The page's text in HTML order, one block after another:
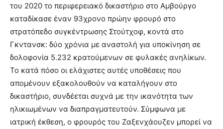
του 2020 το περιφερειακό δικαστήριο στο Αμβούργο
καταδίκασε έναν 93χρονο πρώην φρουρό στο
στρατόπεδο συγκέντρωσης Στούτχοφ, κοντά στο
Γκντανσκ: δύο χρόνια με αναστολή για υποκίνηση σε
δολοφονία 5.232 κρατούμενων σε φυλακές ανηλίκων.
Το κατά πόσο οι ελάχιστες αυτές υποθέσεις που
απομένουν εξακολουθούν να καταλήγουν στο
δικαστήριο, συνδέεται συχνά με την ικανότητα των
ηλικιωμένων να διαπραγματευτούν. Σύμφωνα με
ιατρική έκθεση, ο φρουρός του Ζαξενχάουζεν μπορεί να